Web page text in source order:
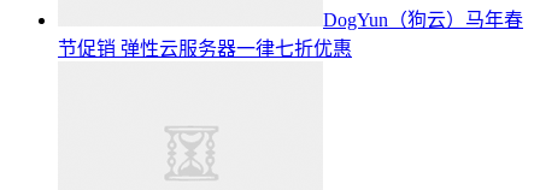
DogYun（狗云）马年春
节促销 弹性云服务器一律七折优惠